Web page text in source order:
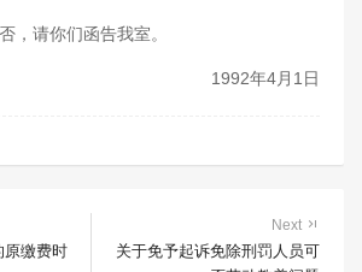
请你们函告我室。
1992年4月1日
原缴费时
Next
关于免予起诉免除刑罚人员可